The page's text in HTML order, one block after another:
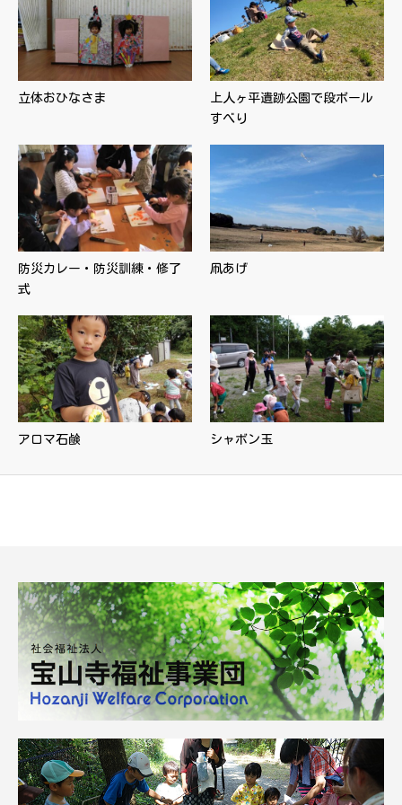
立体おひなさま
上人ヶ平遺跡公園で段ボール
すべり
防災カレー・防災訓練・修了
式
凧あげ
アロマ石鹸 シャボン玉